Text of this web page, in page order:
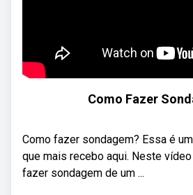
Como Fazer
Como fazer sondagem? Essa é
que mais recebo aqui. Neste
fazer sondagem de um ...